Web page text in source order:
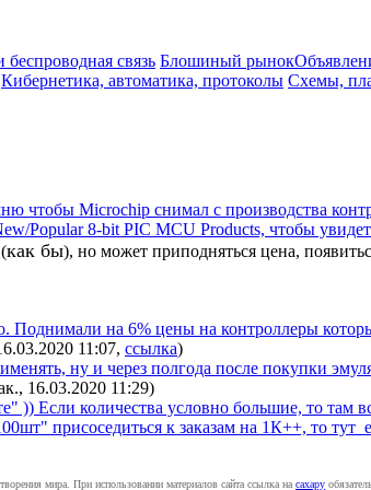
связь Блошиный рынок
Кибернетика, автоматика, протоколы Схемы,
чтобы Microchip снимал с производства
Popular 8-bit PIC MCU Products, чтобы
как бы), но может приподняться цена,
Поднимали на 6% цены на контроллеры
11:07, ссылка)
ну и через полгода после покупки
16.03.2020 11:29)
)) Если количества условно большие, то там
присоседиться к заказам на 1К++, то тут
мира. При использовании материалов сайта ссылка на caxapу